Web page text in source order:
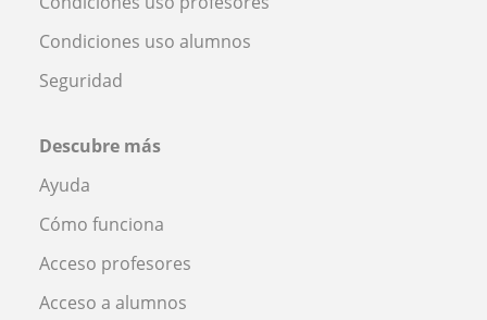
Condiciones uso alumnos
Seguridad
Descubre más
Ayuda
Cómo funciona
Acceso profesores
Acceso a alumnos